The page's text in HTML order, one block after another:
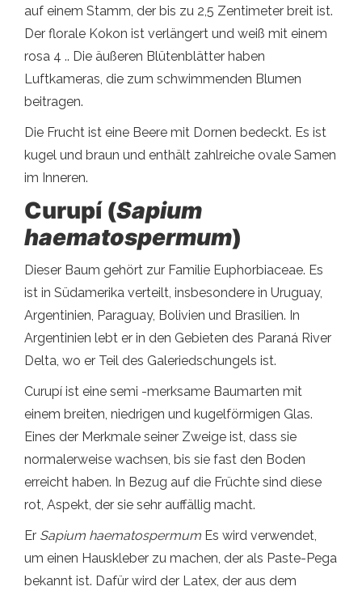
auf einem Stamm, der bis zu 2,5 Zentimeter breit ist.
Der florale Kokon ist verlängert und weiß mit einem
rosa 4 .. Die äußeren Blütenblätter haben
Luftkameras, die zum schwimmenden Blumen
beitragen.
Die Frucht ist eine Beere mit Dornen bedeckt. Es ist
kugel und braun und enthält zahlreiche ovale Samen
im Inneren.
Curupí (Sapium
haematospermum)
Dieser Baum gehört zur Familie Euphorbiaceae. Es
ist in Südamerika verteilt, insbesondere in Uruguay,
Argentinien, Paraguay, Bolivien und Brasilien. In
Argentinien lebt er in den Gebieten des Paraná River
Delta, wo er Teil des Galeriedschungels ist.
Curupí ist eine semi -merksame Baumarten mit
einem breiten, niedrigen und kugelförmigen Glas.
Eines der Merkmale seiner Zweige ist, dass sie
normalerweise wachsen, bis sie fast den Boden
erreicht haben. In Bezug auf die Früchte sind diese
rot, Aspekt, der sie sehr auffällig macht.
Er Sapium haematospermum Es wird verwendet,
um einen Hauskleber zu machen, der als Paste-Pega
bekannt ist. Dafür wird der Latex, der aus dem